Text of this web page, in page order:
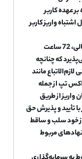
عهده کاربر
واریز کاربر
10-3 به دستور پلیس فتا، هرگونه واریز ریالی، 72 ساعت
که چنانچه
مانند
تپ از جمله
از زمان واریز از طریق
تأیید و پذیرش حق
خود سلب و ساقط
مربوط